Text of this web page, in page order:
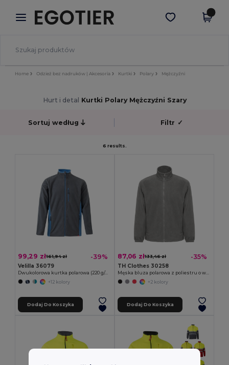
× Aplikacja Egotier
Lepsze ceny w aplikacji!
Pobierz app
Home Odzież bez nadruków | Akcesoria Kurtki Polary Mężczyźni
Hurt i detal Kurtki Polary Mężczyźni Szary
Sortuj według Filtr ✓
6 results.
99,29 zł161,94 zł -39%
Velilla 36079
Dwukolorowa kurtka polarowa (220 g/m²) z poliestru (100%)
+12 kolory
Dodaj Do Koszyka
87,06 zł133,46 zł -35%
TH Clothes 30258
Męska bluza polarowa z poliestru o wysokiej gęstości
+2 kolory
Dodaj Do Koszyka